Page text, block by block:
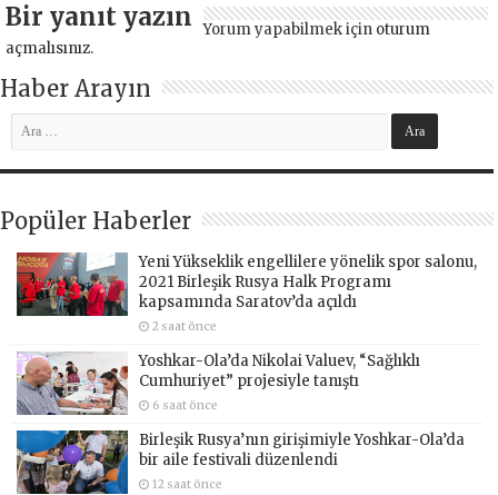
Bir yanıt yazın Yorum yapabilmek için oturum
açmalısınız.
Haber Arayın
Popüler Haberler
Yeni Yükseklik engellilere yönelik spor salonu,
2021 Birleşik Rusya Halk Programı
kapsamında Saratov’da açıldı
2 saat önce
Yoshkar-Ola’da Nikolai Valuev, “Sağlıklı
Cumhuriyet” projesiyle tanıştı
6 saat önce
Birleşik Rusya’nın girişimiyle Yoshkar-Ola’da
bir aile festivali düzenlendi
12 saat önce